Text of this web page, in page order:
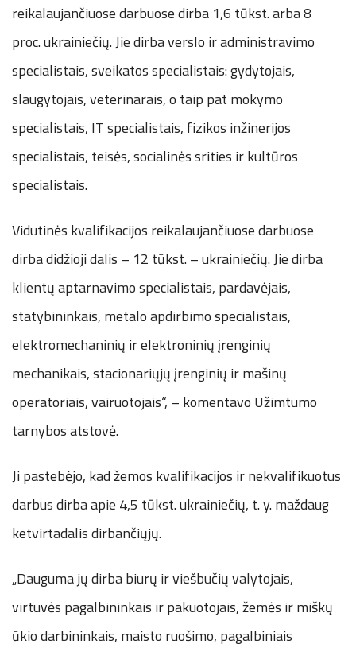
reikalaujančiuose darbuose dirba 1,6 tūkst. arba 8
proc. ukrainiečių. Jie dirba verslo ir administravimo
specialistais, sveikatos specialistais: gydytojais,
slaugytojais, veterinarais, o taip pat mokymo
specialistais, IT specialistais, fizikos inžinerijos
specialistais, teisės, socialinės srities ir kultūros
specialistais.
Vidutinės kvalifikacijos reikalaujančiuose darbuose
dirba didžioji dalis – 12 tūkst. – ukrainiečių. Jie dirba
klientų aptarnavimo specialistais, pardavėjais,
statybininkais, metalo apdirbimo specialistais,
elektromechaninių ir elektroninių įrenginių
mechanikais, stacionariųjų įrenginių ir mašinų
operatoriais, vairuotojais“, – komentavo Užimtumo
tarnybos atstovė.
Ji pastebėjo, kad žemos kvalifikacijos ir nekvalifikuotus
darbus dirba apie 4,5 tūkst. ukrainiečių, t. y. maždaug
ketvirtadalis dirbančiųjų.
„Dauguma jų dirba biurų ir viešbučių valytojais,
virtuvės pagalbininkais ir pakuotojais, žemės ir miškų
ūkio darbininkais, maisto ruošimo, pagalbiniais